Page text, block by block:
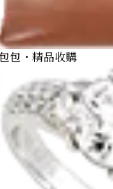
1/20oz
包・精品收購